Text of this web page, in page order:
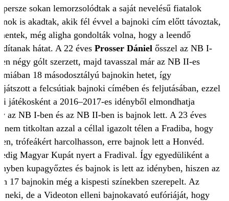
sokan lemorzsolódtak a saját nevelésű fiatalok
is akadtak, akik fél évvel a bajnoki cím előtt távoztak,
még aligha gondolták volna, hogy a leendő
hátat. A 22 éves Prosser Dániel ősszel az NB I-
négy gólt szerzett, majd tavasszal már az NB II-es
18 másodosztályú bajnokin hetet, így
játszott a felcsútiak bajnoki címében és feljutásában, ezzel
játékosként a 2016–2017-es idényből elmondhatja
az NB I-ben és az NB II-ben is bajnok lett. A 23 éves
nem titkoltan azzal a céllal igazolt télen a Fradiba, hogy
trófeákért harcolhasson, erre bajnok lett a Honvéd.
Magyar Kupát nyert a Fradival. Így egyedüliként a
kupagyőztes és bajnok is lett az idényben, hiszen az
17 bajnokin még a kispesti színekben szerepelt. Az
neki, de a Videoton elleni bajnokavató eufóriáját, hogy